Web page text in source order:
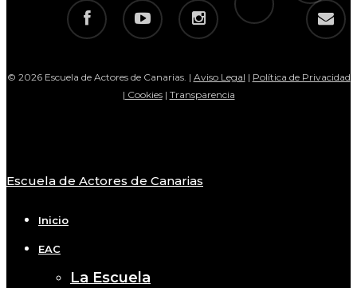
facebook youtube instagram email
© 2026 Escuela de Actores de Canarias. | Aviso Legal | Política de Privacidad
| Cookies| Transparencia
Close
Escuela de Actores de Canarias
Inicio
EAC
La Escuela